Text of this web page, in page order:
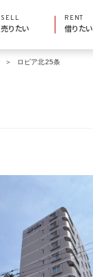
SELL
売りたい
RENT
借りたい
ロピア北25条